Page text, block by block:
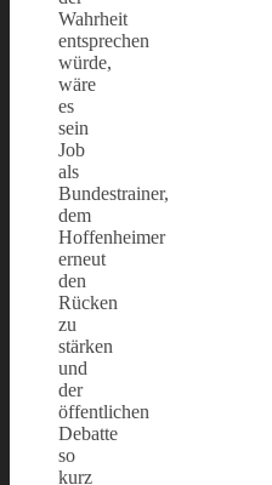
Wahrheit
entsprechen
würde,
wäre
es
sein
Job
als
Bundestrainer,
dem
Hoffenheimer
erneut
den
Rücken
zu
stärken
und
der
öffentlichen
Debatte
so
kurz